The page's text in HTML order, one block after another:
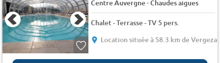
Centre Auvergne-Chaudes aigues
Chalet - Terrasse - TV 5 pers.
Location située à 58.3 km de